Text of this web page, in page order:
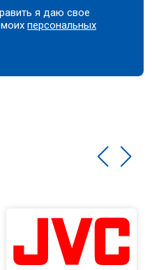
я даю свое
моихперсональных